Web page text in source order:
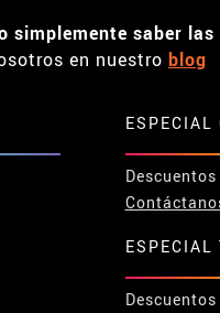
simplemente saber
en nuestro blog
ESPECIAL
ESPECIAL